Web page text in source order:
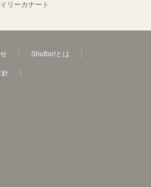
リーカナート
Shufoo!とは
針